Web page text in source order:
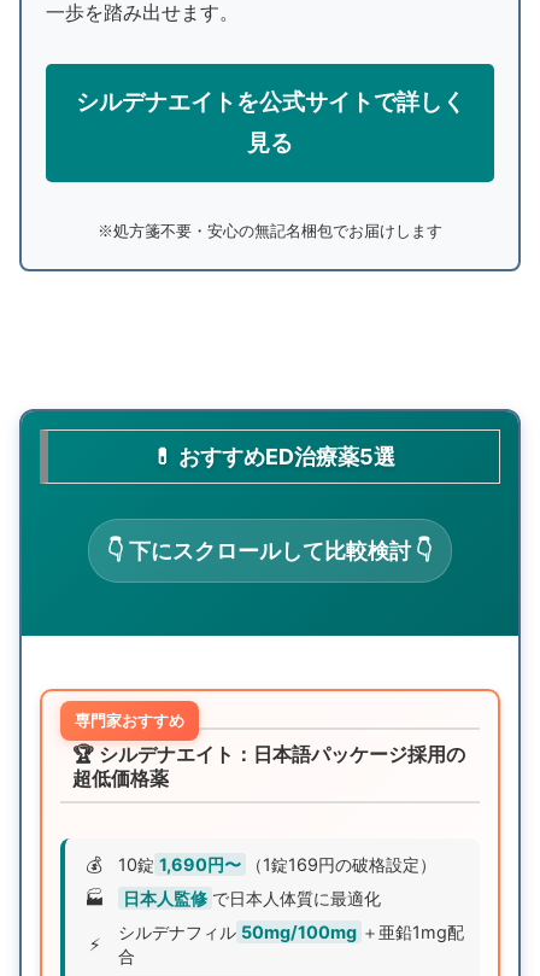
一歩を踏み出せます。
シルデナエイトを公式サイトで詳しく
見る
※処方箋不要・安心の無記名梱包でお届けします
💊 おすすめED治療薬5選
👇 下にスクロールして比較検討 👇
🏆 シルデナエイト：日本語パッケージ採用の
超低価格薬
専門家おすすめ
💰 10錠 1,690円〜
（1錠169円の破格設定）
🏭
日本人監修 で日本人体質に最適化
⚡
シルデナフィル 50mg/100mg ＋亜鉛1mg配
合